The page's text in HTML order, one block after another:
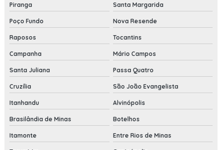
Piranga Santa Margarida
Poço Fundo Nova Resende
Raposos Tocantins
Campanha Mário Campos
Santa Juliana Passa Quatro
Cruzília São João Evangelista
Itanhandu Alvinópolis
Brasilândia de Minas Botelhos
Itamonte Entre Rios de Minas